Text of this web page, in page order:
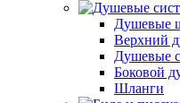
Душевые
Верхний
Душевые
Боковой
Шланги